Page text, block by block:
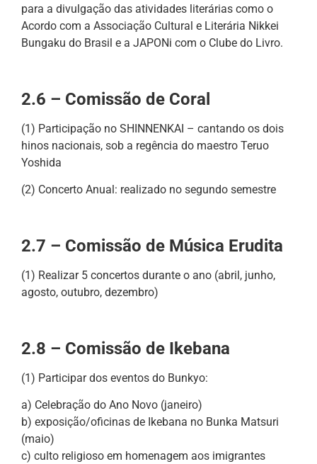
para a divulgação das atividades literárias como o
Acordo com a Associação Cultural e Literária Nikkei
Bungaku do Brasil e a JAPONi com o Clube do Livro.
2.6 – Comissão de Coral
(1) Participação no SHINNENKAI – cantando os dois
hinos nacionais, sob a regência do maestro Teruo
Yoshida
(2) Concerto Anual: realizado no segundo semestre
2.7 – Comissão de Música Erudita
(1) Realizar 5 concertos durante o ano (abril, junho,
agosto, outubro, dezembro)
2.8 – Comissão de Ikebana
(1) Participar dos eventos do Bunkyo:
a) Celebração do Ano Novo (janeiro)
b) exposição/oficinas de Ikebana no Bunka Matsuri
(maio)
c) culto religioso em homenagem aos imigrantes